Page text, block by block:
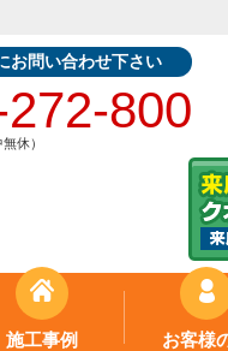
お問い合わせ下さい
800
休）
施工事例 お客様